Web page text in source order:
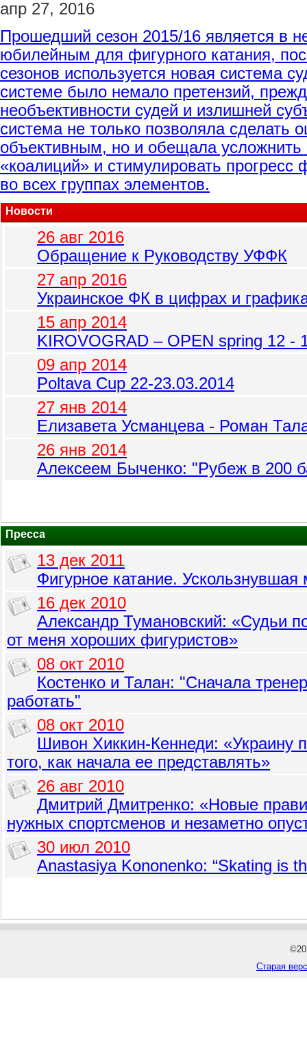
апр 27, 2016
Прошедший сезон 2015/16 является в
юбилейным для фигурного катания,
сезонов используется новая система
системе было немало претензий,
необъективности судей и излишней
система не только позволяла сделать
объективным, но и обещала усложнить
«коалиций» и стимулировать прогресс
во всех группах элементов.
Новости
26 авг 2016
Обращение к Руководству УФФК
27 апр 2016
Украинское ФК в цифрах и
15 апр 2014
KIROVOGRAD – OPEN spring 12 -
09 апр 2014
Poltava Cup 22-23.03.2014
27 янв 2014
Елизавета Усманцева - Роман
26 янв 2014
Алексеем Быченко: "Рубеж в 200
Пресса
13 дек 2011
Фигурное катание.
16 дек 2010
Александр Тумановский: «Судьи
от меня хороших фигуристов»
08 окт 2010
Костенко и Талан: "Сначала
работать"
08 окт 2010
Шивон Хиккин-Кеннеди: «Украину
того, как начала ее представлять»
26 авг 2010
Дмитрий Дмитренко: «Новые
нужных спортсменов и незаметно
30 июл 2010
Anastasiya Kononenko: “Skating is
Старая